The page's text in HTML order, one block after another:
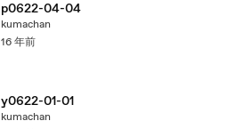
p0622-04-04
kumachan
16 年前
y0622-01-01
kumachan